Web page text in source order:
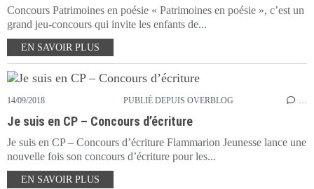
Concours Patrimoines en poésie « Patrimoines en poésie », c’est un
grand jeu-concours qui invite les enfants de...
EN SAVOIR PLUS
14/09/2018 PUBLIÉ DEPUIS OVERBLOG …
Je suis en CP – Concours d’écriture
Je suis en CP – Concours d’écriture Flammarion Jeunesse lance une
nouvelle fois son concours d’écriture pour les...
EN SAVOIR PLUS